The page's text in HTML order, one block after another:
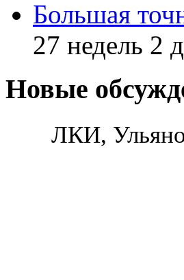
Большая
27 недель 2
Новые
ЛКИ,